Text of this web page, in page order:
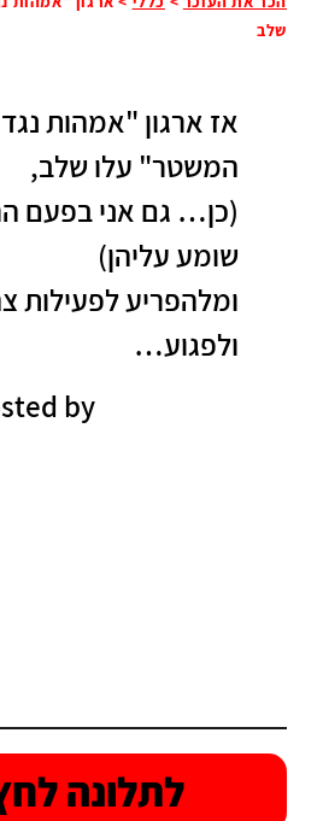
שלב
אז ארגון "אמהות
המשטר" עלו שלב,
(כן… גם אני בפעם
שומע עליהן)
ומלהפריע לפעילות
ולפגוע…
by
לתלונה